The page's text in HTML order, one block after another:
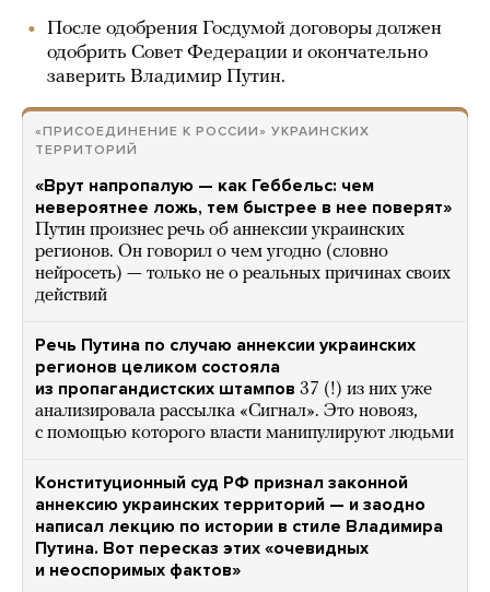
После одобрения Госдумой договоры должен
одобрить Совет Федерации и окончательно
заверить Владимир Путин.
«ПРИСОЕДИНЕНИЕ К РОССИИ» УКРАИНСКИХ
ТЕРРИТОРИЙ
«Врут напропалую — как Геббельс: чем
невероятнее ложь, тем быстрее в нее поверят»
Путин произнес речь об аннексии украинских
регионов. Он говорил о чем угодно (словно
нейросеть) — только не о реальных причинах своих
действий
Речь Путина по случаю аннексии украинских
регионов целиком состояла
из пропагандистских штампов 37 (!) из них уже
анализировала рассылка «Сигнал». Это новояз,
с помощью которого власти манипулируют людьми
Конституционный суд РФ признал законной
аннексию украинских территорий — и заодно
написал лекцию по истории в стиле Владимира
Путина. Вот пересказ этих «очевидных
и неоспоримых фактов»